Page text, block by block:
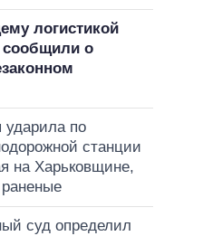
логистикой
о
ударила по
станции
на Харьковщине,
суд определил